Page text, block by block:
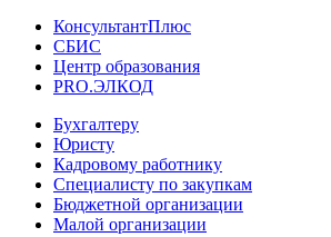
КонсультантПлюс
СБИС
Центр образования
PRO.ЭЛКОД
Бухгалтеру
Юристу
Кадровому работнику
Специалисту по закупкам
Бюджетной организации
Малой организации